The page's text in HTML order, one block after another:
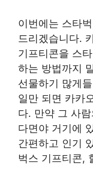
이번에는 스타
드리겠습니다.
기프티콘을 스
하는 방법까지
선물하기 많게
일만 되면 카카
다. 만약 그 사
다면야 거기에
간편하고 인기
벅스 기프티콘,